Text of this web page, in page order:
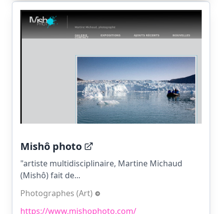
Mishô photo
"artiste multidisciplinaire, Martine Michaud
(Mishô) fait de...
Photographes (Art)
https://www.mishophoto.com/